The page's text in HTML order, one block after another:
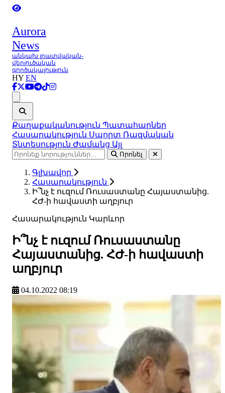
Aurora
News
անկախ լրատվական-
վերլուծական
գործակալություն
HY EN
Քաղաքականություն Պատահարներ
Հասարակություն Սպորտ Ռազմական
Տնտեսություն Ժամանց Այլ
Որոնել
Գլխավոր
Հասարակություն
Ի՞նչ է ուզում Ռուսաստանը Հայաստանից.
ՀԺ-ի հավաստի աղբյուր
Հասարակություն Կարևոր
Ի՞նչ է ուզում Ռուսաստանը
Հայաստանից. ՀԺ-ի հավաստի
աղբյուր
04.10.2022 08:19